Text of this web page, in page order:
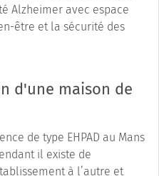
Alzheimer avec espace
être et la sécurité des
d'une maison de
de type EHPAD au Mans
il existe de
à l’autre et